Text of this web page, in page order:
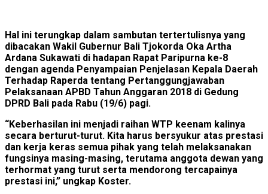
Hal ini terungkap dalam sambutan tertertulisnya yang
dibacakan Wakil Gubernur Bali Tjokorda Oka Artha
Ardana Sukawati di hadapan Rapat Paripurna ke-8
dengan agenda Penyampaian Penjelasan Kepala Daerah
Terhadap Raperda tentang Pertanggungjawaban
Pelaksanaan APBD Tahun Anggaran 2018 di Gedung
DPRD Bali pada Rabu (19/6) pagi.
“Keberhasilan ini menjadi raihan WTP keenam kalinya
secara berturut-turut. Kita harus bersyukur atas prestasi
dan kerja keras semua pihak yang telah melaksanakan
fungsinya masing-masing, terutama anggota dewan yang
terhormat yang turut serta mendorong tercapainya
prestasi ini,” ungkap Koster.